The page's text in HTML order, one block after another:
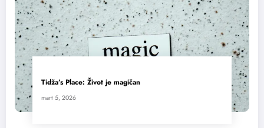
Tidža’s Place: Život je magičan
mart 5, 2026